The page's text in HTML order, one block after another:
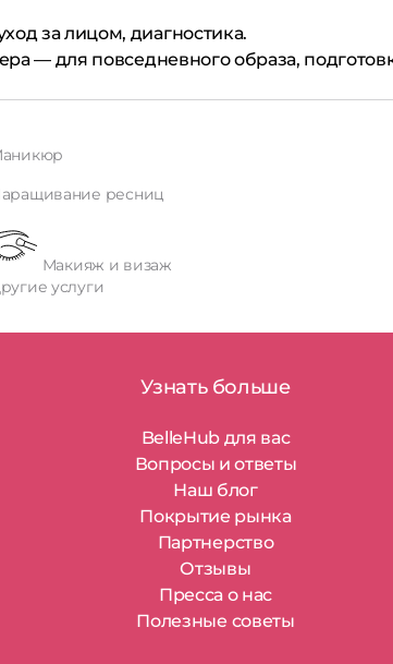
за лицом, диагностика.
— для повседневного образа,
ресниц
Макияж и визаж
услуги
Узнать больше
BelleHub для вас
Вопросы и ответы
Наш блог
Покрытие рынка
Партнерство
Отзывы
Пресса о нас
Полезные советы